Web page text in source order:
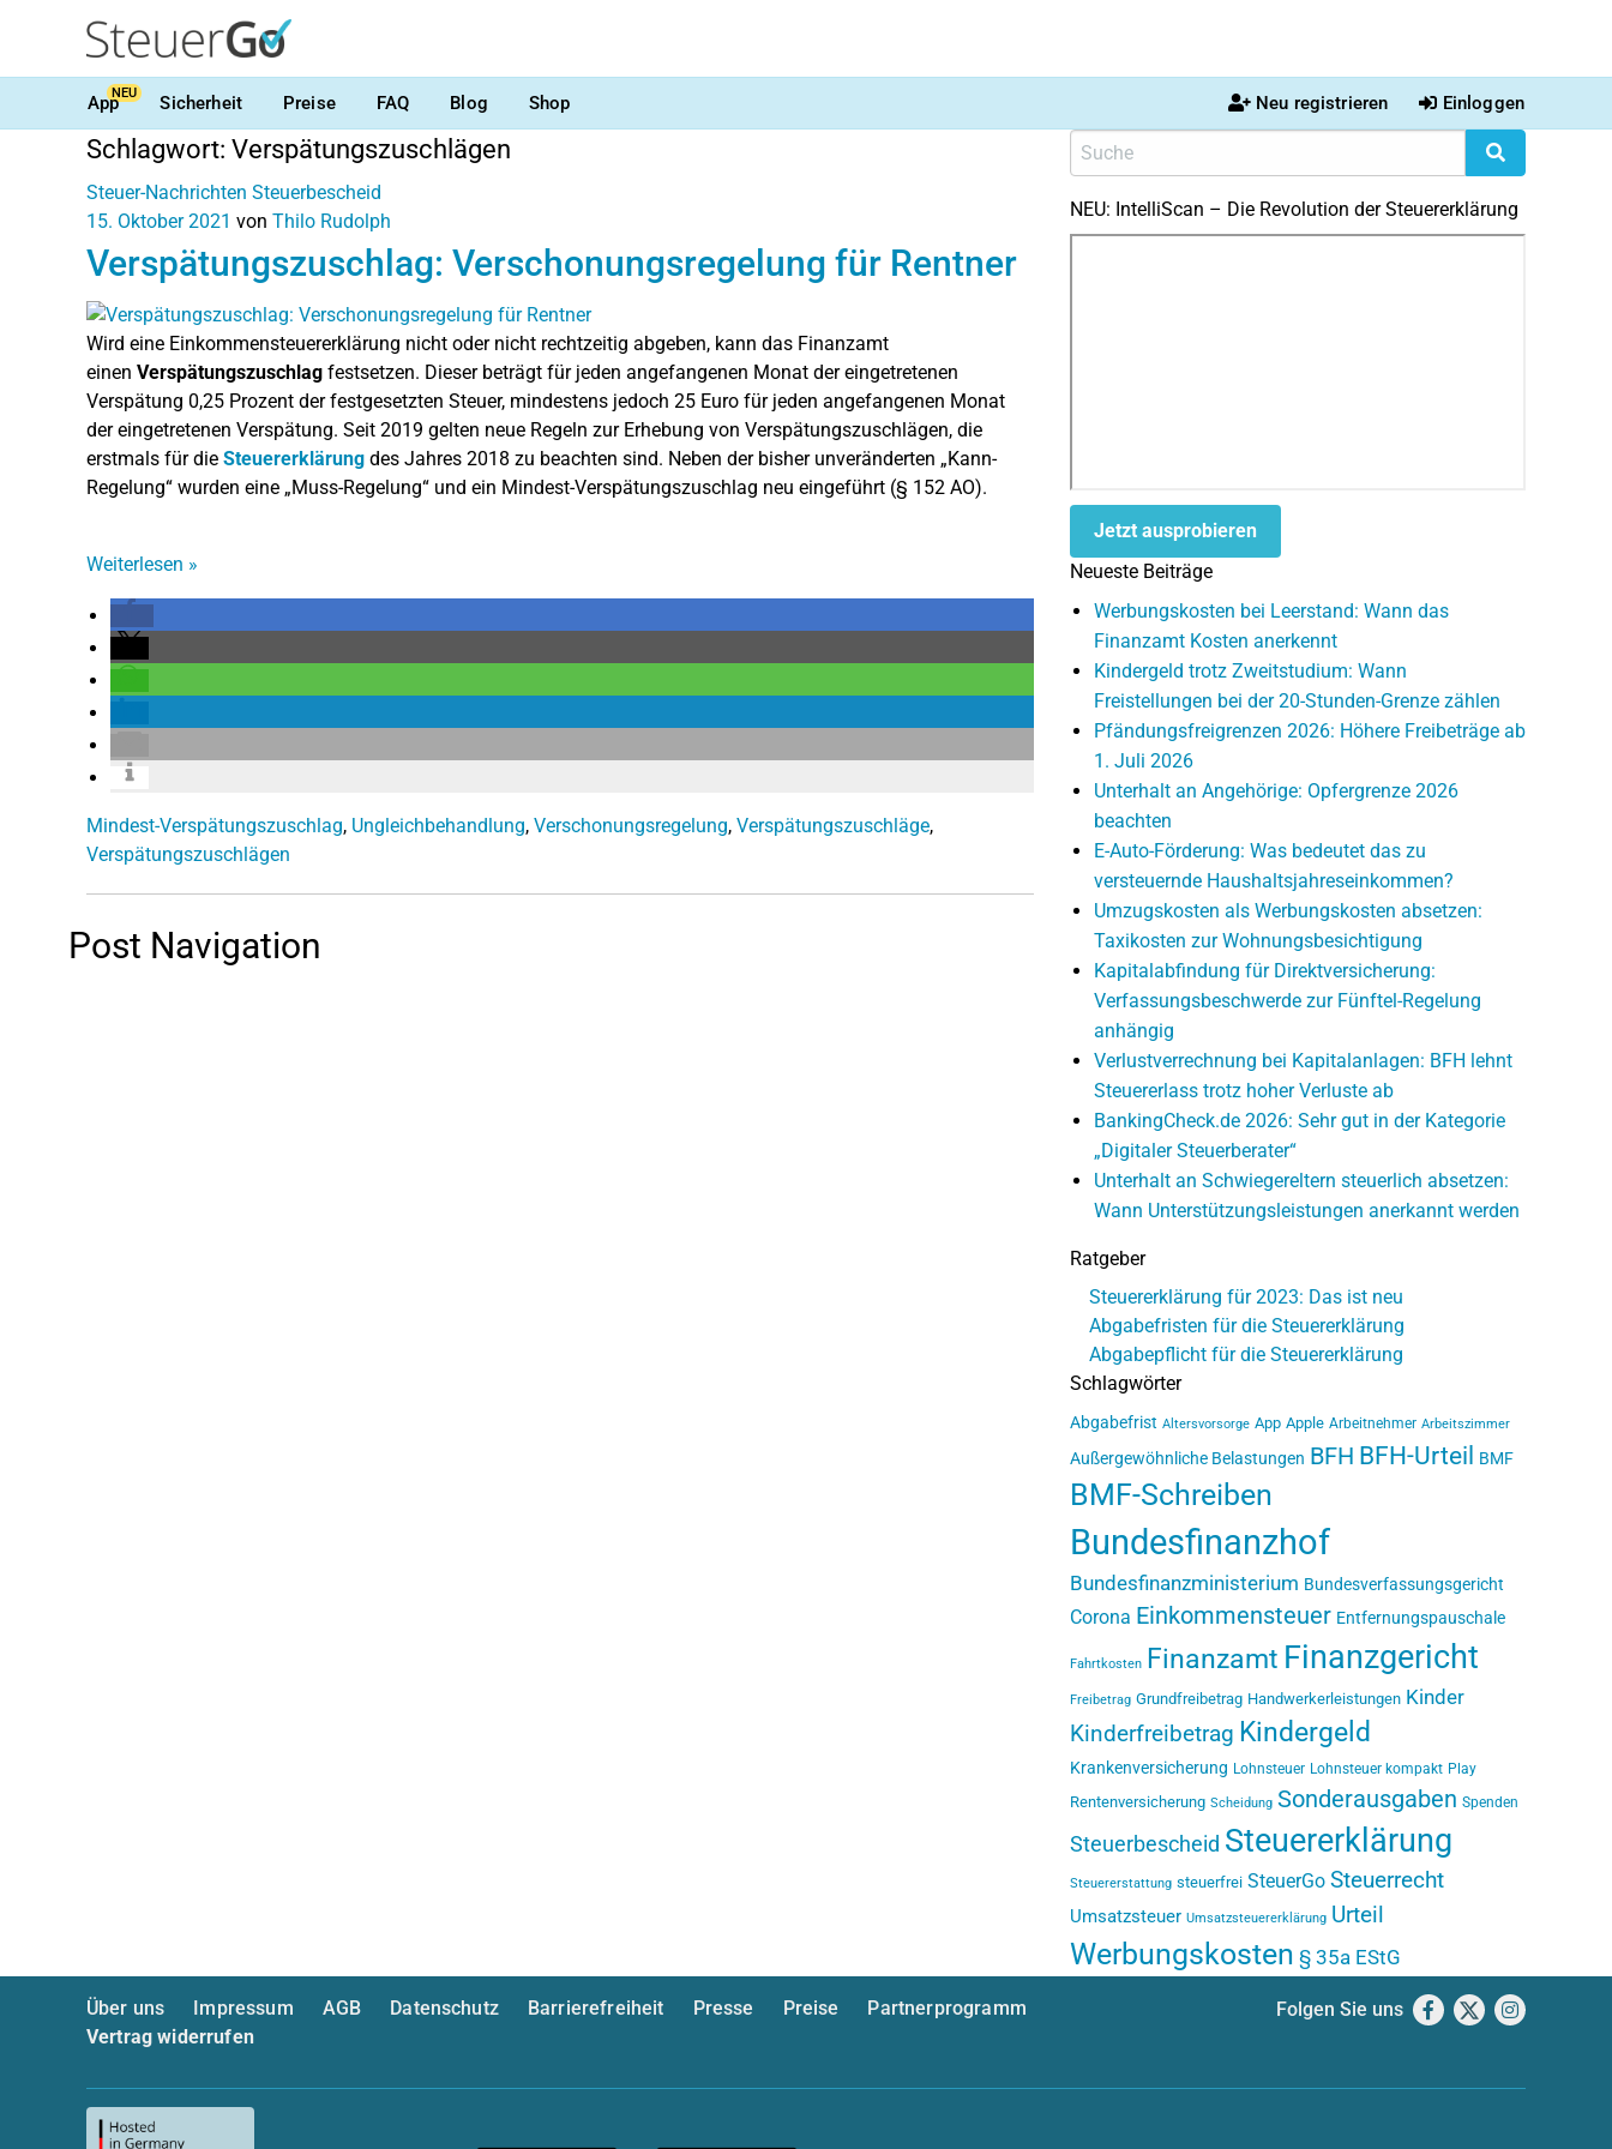
AppNEU Sicherheit Preise FAQ Blog Shop Neu registrieren Einloggen
Schlagwort: Verspätungszuschlägen
Steuer-Nachrichten Steuerbescheid
15. Oktober 2021 von Thilo Rudolph
Verspätungszuschlag: Verschonungsregelung für Rentner
Wird eine Einkommensteuererklärung nicht oder nicht rechtzeitig abgeben, kann das Finanzamt
einen Verspätungszuschlag festsetzen. Dieser beträgt für jeden angefangenen Monat der eingetretenen
Verspätung 0,25 Prozent der festgesetzten Steuer, mindestens jedoch 25 Euro für jeden angefangenen Monat
der eingetretenen Verspätung. Seit 2019 gelten neue Regeln zur Erhebung von Verspätungszuschlägen, die
erstmals für die Steuererklärung des Jahres 2018 zu beachten sind. Neben der bisher unveränderten „Kann-
Regelung“ wurden eine „Muss-Regelung“ und ein Mindest-Verspätungszuschlag neu eingeführt (§ 152 AO).
Weiterlesen »
Mindest-Verspätungszuschlag, Ungleichbehandlung, Verschonungsregelung, Verspätungszuschläge,
Verspätungszuschlägen
Post Navigation
NEU: IntelliScan – Die Revolution der Steuererklärung
Jetzt ausprobieren
Neueste Beiträge
Werbungskosten bei Leerstand: Wann das
Finanzamt Kosten anerkennt
Kindergeld trotz Zweitstudium: Wann
Freistellungen bei der 20-Stunden-Grenze zählen
Pfändungsfreigrenzen 2026: Höhere Freibeträge ab
1. Juli 2026
Unterhalt an Angehörige: Opfergrenze 2026
beachten
E-Auto-Förderung: Was bedeutet das zu
versteuernde Haushaltsjahreseinkommen?
Umzugskosten als Werbungskosten absetzen:
Taxikosten zur Wohnungsbesichtigung
Kapitalabfindung für Direktversicherung:
Verfassungsbeschwerde zur Fünftel-Regelung
anhängig
Verlustverrechnung bei Kapitalanlagen: BFH lehnt
Steuererlass trotz hoher Verluste ab
BankingCheck.de 2026: Sehr gut in der Kategorie
„Digitaler Steuerberater“
Unterhalt an Schwiegereltern steuerlich absetzen:
Wann Unterstützungsleistungen anerkannt werden
Ratgeber
Steuererklärung für 2023: Das ist neu
Abgabefristen für die Steuererklärung
Abgabepflicht für die Steuererklärung
Schlagwörter
Abgabefrist Altersvorsorge App Apple Arbeitnehmer Arbeitszimmer
Außergewöhnliche Belastungen BFH BFH-Urteil BMF
BMF-Schreiben
Bundesfinanzhof
Bundesfinanzministerium Bundesverfassungsgericht
Corona Einkommensteuer Entfernungspauschale
Fahrtkosten Finanzamt Finanzgericht
Freibetrag Grundfreibetrag Handwerkerleistungen Kinder
Kinderfreibetrag Kindergeld
Krankenversicherung Lohnsteuer Lohnsteuer kompakt Play
Rentenversicherung Scheidung Sonderausgaben Spenden
Steuerbescheid Steuererklärung
Steuererstattung steuerfrei SteuerGo Steuerrecht
Umsatzsteuer Umsatzsteuererklärung Urteil
Werbungskosten § 35a EStG
Über uns Impressum AGB Datenschutz Barrierefreiheit Presse Preise
Partnerprogramm
Vertrag widerrufen
Folgen Sie uns Facebook
X Instagram